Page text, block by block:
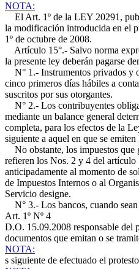
NOTA:
El Art. 1º de la LEY 20291,
la modificación introducida en el
1º de octubre de 2008.
Artículo 15°.- Salvo norma
la presente ley deberán pagarse
N° 1.- Instrumentos privados y
cinco primeros días hábiles a
suscritos por sus otorgantes.
N° 2.- Los contribuyentes
mediante un balance general
completa, para los efectos de la
siguiente a aquel en que se
No obstante, los impuestos que
refieren los Nos. 2 y 4 del artículo
anticipadamente al momento de
de Impuestos Internos o al
Servicio designe.
N° 3.- Los bancos, cuando
Art. 1º Nº 4
D.O. 15.09.2008 responsable del
documentos que emitan o se
NOTA:
s siguiente de efectuado el